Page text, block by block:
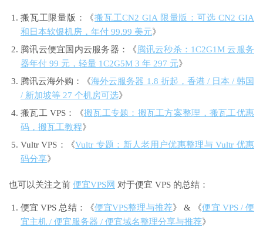
搬瓦工限量版：《搬瓦工CN2 GIA 限量版：可选 CN2 GIA
和日本软银机房，年付 99.99 美元》
腾讯云便宜国内云服务器：《 腾讯云秒杀：1C2G1M 云服务
器年付 99 元，轻量 1C2G5M 3 年 297 元》
腾讯云海外购：《海外云服务器 1.8 折起，香港 / 日本 / 韩国
/ 新加坡等 27 个机房可选》
搬瓦工 VPS：《搬瓦工专题：搬瓦工方案整理，搬瓦工优惠
码，搬瓦工教程》
Vultr VPS：《Vultr 专题：新人老用户优惠整理与 Vultr 优惠
码分享》
也可以关注之前 便宜VPS网 对于便宜 VPS 的总结：
便宜 VPS 总结：《便宜VPS整理与推荐》 & 《便宜 VPS / 便
宜主机 / 便宜服务器 / 便宜域名整理分享与推荐》